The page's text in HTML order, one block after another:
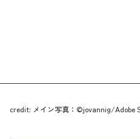
credit: メイン写真：©jovannig/Adobe